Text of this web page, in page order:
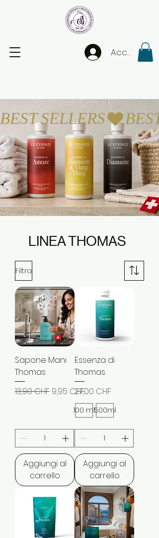
Accedi
BEST SELLERS
LINEA THOMAS
Filtra
Sapone Mani
Thomas
Prezzo regolare
13,90 CHF Prezzo scontato
9,95 CHF
Aggiungi al
carrello
Essenza di
Thomas
Prezzo
27,00 CHF
100 ml500ml
Aggiungi al
carrello